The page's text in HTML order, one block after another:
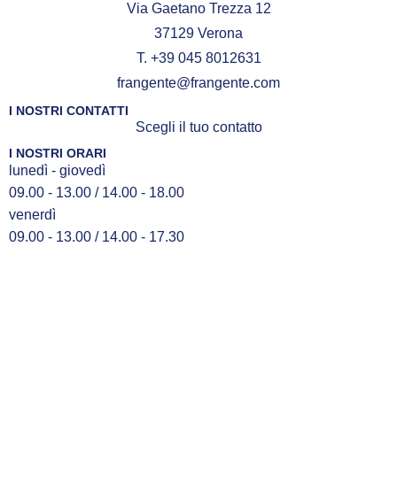
Via Gaetano Trezza 12
37129 Verona
T. +39 045 8012631
frangente@frangente.com
I NOSTRI CONTATTI
Scegli il tuo contatto
I NOSTRI ORARI
lunedì - giovedì
09.00 - 13.00 / 14.00 - 18.00
venerdì
09.00 - 13.00 / 14.00 - 17.30